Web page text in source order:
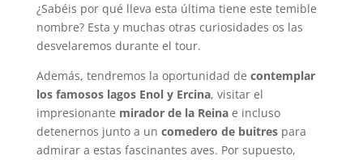
¿Sabéis por qué lleva esta última tiene este temible
nombre? Esta y muchas otras curiosidades os las
desvelaremos durante el tour.
Además, tendremos la oportunidad de contemplar
los famosos lagos Enol y Ercina, visitar el
impresionante mirador de la Reinae incluso
detenernos junto a un comedero de buitres para
admirar a estas fascinantes aves. Por supuesto,